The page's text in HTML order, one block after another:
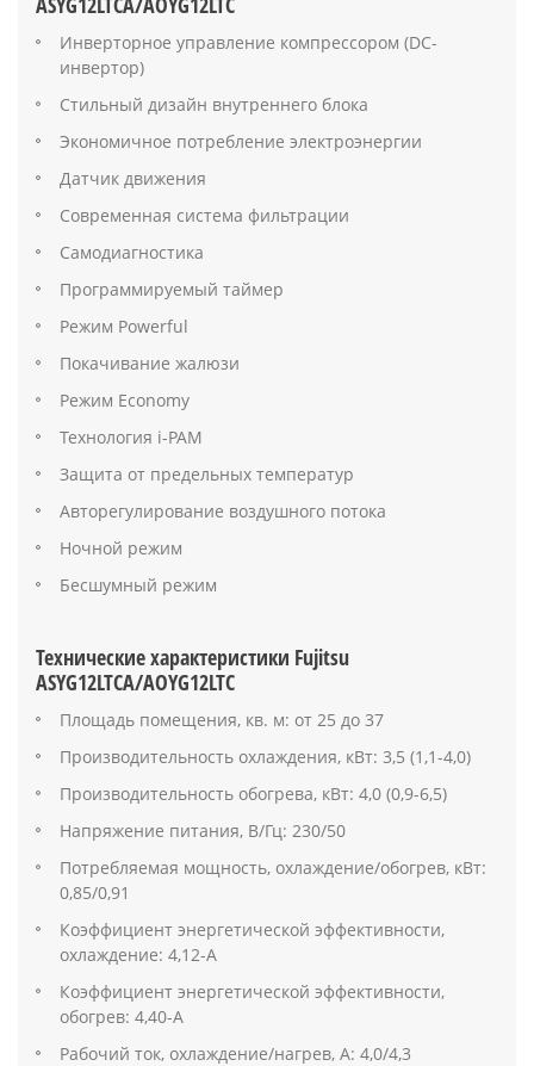
Инверторное управление компрессором (DC-
инвертор)
Стильный дизайн внутреннего блока
Экономичное потребление электроэнергии
Датчик движения
Современная система фильтрации
Самодиагностика
Программируемый таймер
Режим Powerful
Покачивание жалюзи
Режим Economy
Технология i-PAM
Защита от предельных температур
Авторегулирование воздушного потока
Ночной режим
Бесшумный режим
Технические характеристики Fujitsu
ASYG12LTCA/AOYG12LTC
Площадь помещения, кв. м: от 25 до 37
Производительность охлаждения, кВт: 3,5 (1,1-4,0)
Производительность обогрева, кВт: 4,0 (0,9-6,5)
Напряжение питания, В/Гц: 230/50
Потребляемая мощность, охлаждение/обогрев, кВт:
0,85/0,91
Коэффициент энергетической эффективности,
охлаждение: 4,12-А
Коэффициент энергетической эффективности,
обогрев: 4,40-А
Рабочий ток, охлаждение/нагрев, А: 4,0/4,3